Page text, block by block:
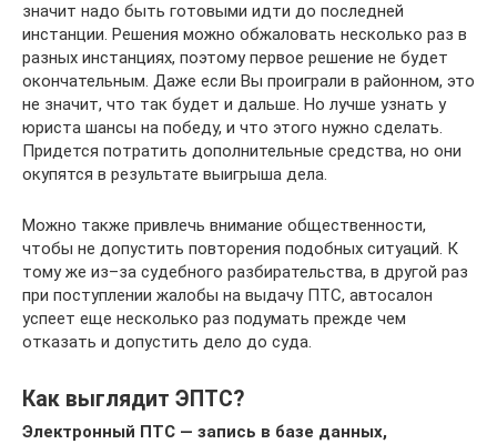
значит надо быть готовыми идти до последней
инстанции. Решения можно обжаловать несколько раз в
разных инстанциях, поэтому первое решение не будет
окончательным. Даже если Вы проиграли в районном, это
не значит, что так будет и дальше. Но лучше узнать у
юриста шансы на победу, и что этого нужно сделать.
Придется потратить дополнительные средства, но они
окупятся в результате выигрыша дела.
Можно также привлечь внимание общественности,
чтобы не допустить повторения подобных ситуаций. К
тому же из–за судебного разбирательства, в другой раз
при поступлении жалобы на выдачу ПТС, автосалон
успеет еще несколько раз подумать прежде чем
отказать и допустить дело до суда.
Как выглядит ЭПТС?
Электронный ПТС — запись в базе данных,